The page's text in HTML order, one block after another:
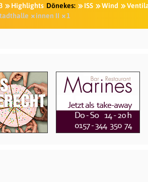
Highlights Dönekes: ISS Wind
innen II 1